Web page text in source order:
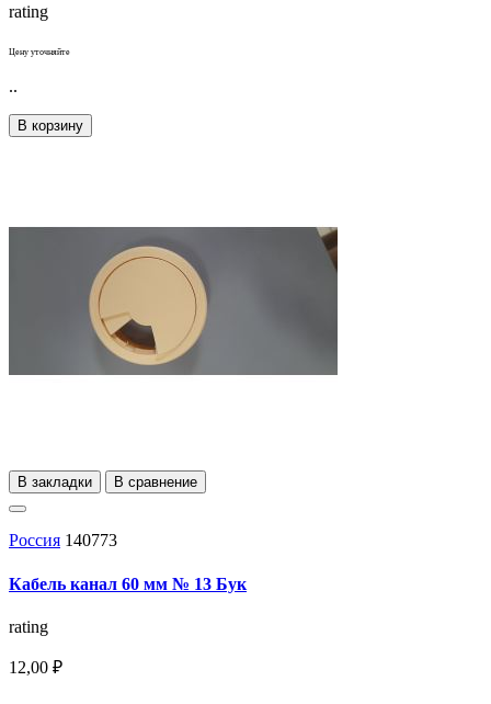
rating
Цену уточняйте
..
В корзину
В закладки В сравнение
Россия 140773
Кабель канал 60 мм № 13 Бук
rating
12,00 ₽